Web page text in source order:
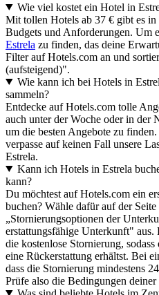
Wie viel kostet ein Hotel in
Mit tollen Hotels ab 37 € gibt es
Budgets und Anforderungen. Um
Estrela zu finden, das deine
Filter auf Hotels.com an und
(aufsteigend)".
Wie kann ich bei Hotels in
sammeln?
Entdecke auf Hotels.com tolle
auch unter der Woche oder in der
um die besten Angebote zu
verpasse auf keinen Fall unsere
Estrela.
Kann ich Hotels in Estrela
kann?
Du möchtest auf Hotels.com ein
buchen? Wähle dafür auf der
„Stornierungsoptionen der
erstattungsfähige Unterkunft"
die kostenlose Stornierung,
eine Rückerstattung erhältst. Bei
dass die Stornierung mindestens
Prüfe also die Bedingungen